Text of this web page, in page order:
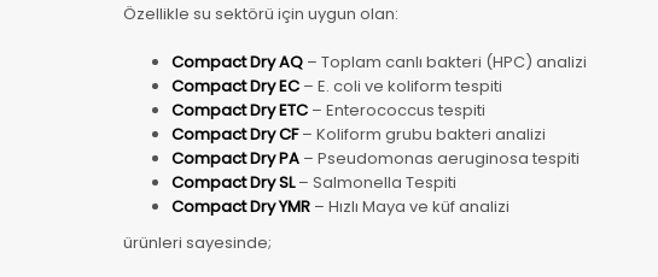
Özellikle su sektörü için uygun olan:
Compact Dry AQ – Toplam canlı bakteri (HPC) analizi
Compact Dry EC – E. coli ve koliform tespiti
Compact Dry ETC – Enterococcus tespiti
Compact Dry CF– Koliform grubu bakteri analizi
Compact Dry PA – Pseudomonas aeruginosa tespiti
Compact Dry SL– Salmonella Tespiti
Compact Dry YMR – Hızlı Maya ve küf analizi
ürünleri sayesinde;